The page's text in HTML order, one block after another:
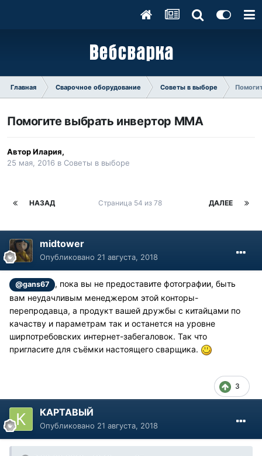
Главная Сварочное оборудование Советы в выборе
Помогите выбрать инвертор ММА
АвторИлария,
25 мая, 2016 в Советы в выборе
НАЗАД ДАЛЕЕ
Страница 54 из 78
midtower
Опубликовано 21 августа, 2018
@gans67
, пока вы не предоставите фотографии, быть
вам неудачливым менеджером этой конторы-
перепродавца, а продукт вашей дружбы с китайцами по
качаству и параметрам так и останется на уровне
ширпотребовских интернет-забегаловок. Так что
пригласите для съёмки настоящего сварщика.
3
КАРТАВЫЙ
Опубликовано 21 августа, 2018